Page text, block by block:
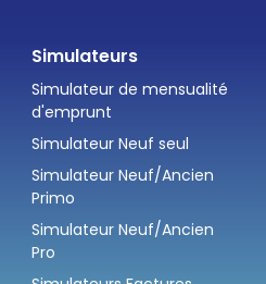
Simulateurs
Simulateur de mensualité
d'emprunt
Simulateur Neuf seul
Simulateur Neuf/Ancien
Primo
Simulateur Neuf/Ancien
Pro